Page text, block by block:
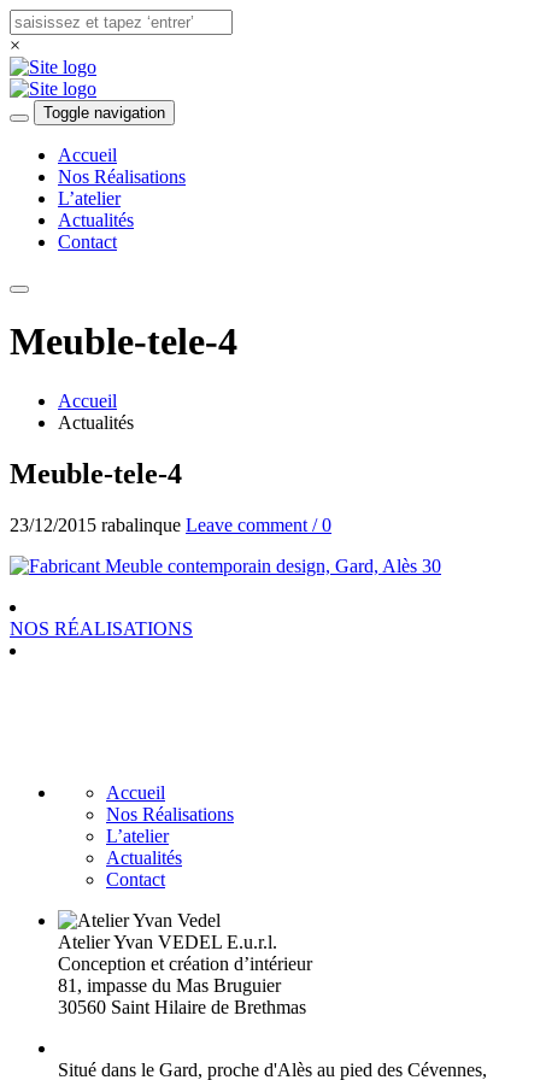
×
Toggle navigation
Accueil
Nos Réalisations
L’atelier
Actualités
Contact
Meuble-tele-4
Accueil
Actualités
Meuble-tele-4
23/12/2015 rabalinque Leave comment / 0
NOS RÉALISATIONS
Accueil
Nos Réalisations
L’atelier
Actualités
Contact
Atelier Yvan VEDEL E.u.r.l.
Conception et création d’intérieur
81, impasse du Mas Bruguier
30560 Saint Hilaire de Brethmas
Situé dans le Gard, proche d'Alès au pied des Cévennes,